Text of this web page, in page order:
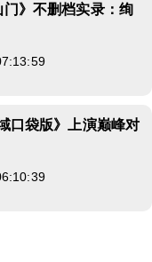
》不删档实录：绚
口袋版》上演巅峰对